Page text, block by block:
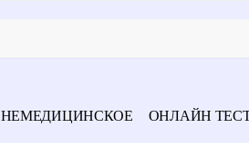
НЕМЕДИЦИНСКОЕ ОНЛАЙН